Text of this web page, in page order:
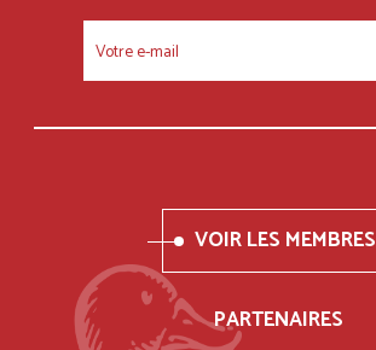
VOIR LES MEMBRES
PARTENAIRES
FOOTER
MENU